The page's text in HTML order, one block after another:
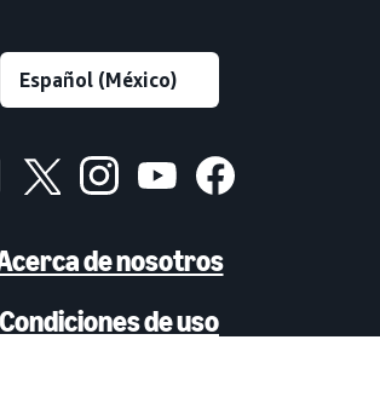
de nosotros
Condiciones de uso